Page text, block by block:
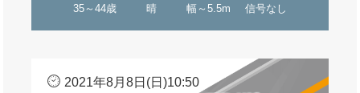
35～44歳 晴 幅～5.5m 信号なし
2021年8月8日(日)10:50